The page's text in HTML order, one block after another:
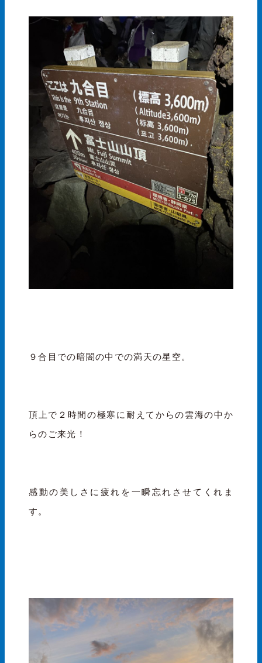
９合目での暗闇の中での満天の星空。
頂上で２時間の極寒に耐えてからの雲海の中か
らのご来光！
感動の美しさに疲れを一瞬忘れさせてくれま
す。